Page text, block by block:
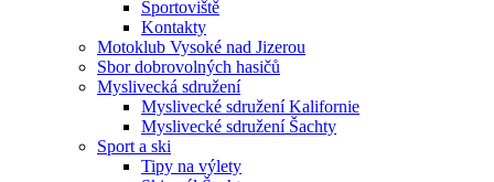
Sportoviště
Kontakty
Motoklub Vysoké nad Jizerou
Sbor dobrovolných hasičů
Myslivecká sdružení
Myslivecké sdružení Kalifornie
Myslivecké sdružení Šachty
Sport a ski
Tipy na výlety